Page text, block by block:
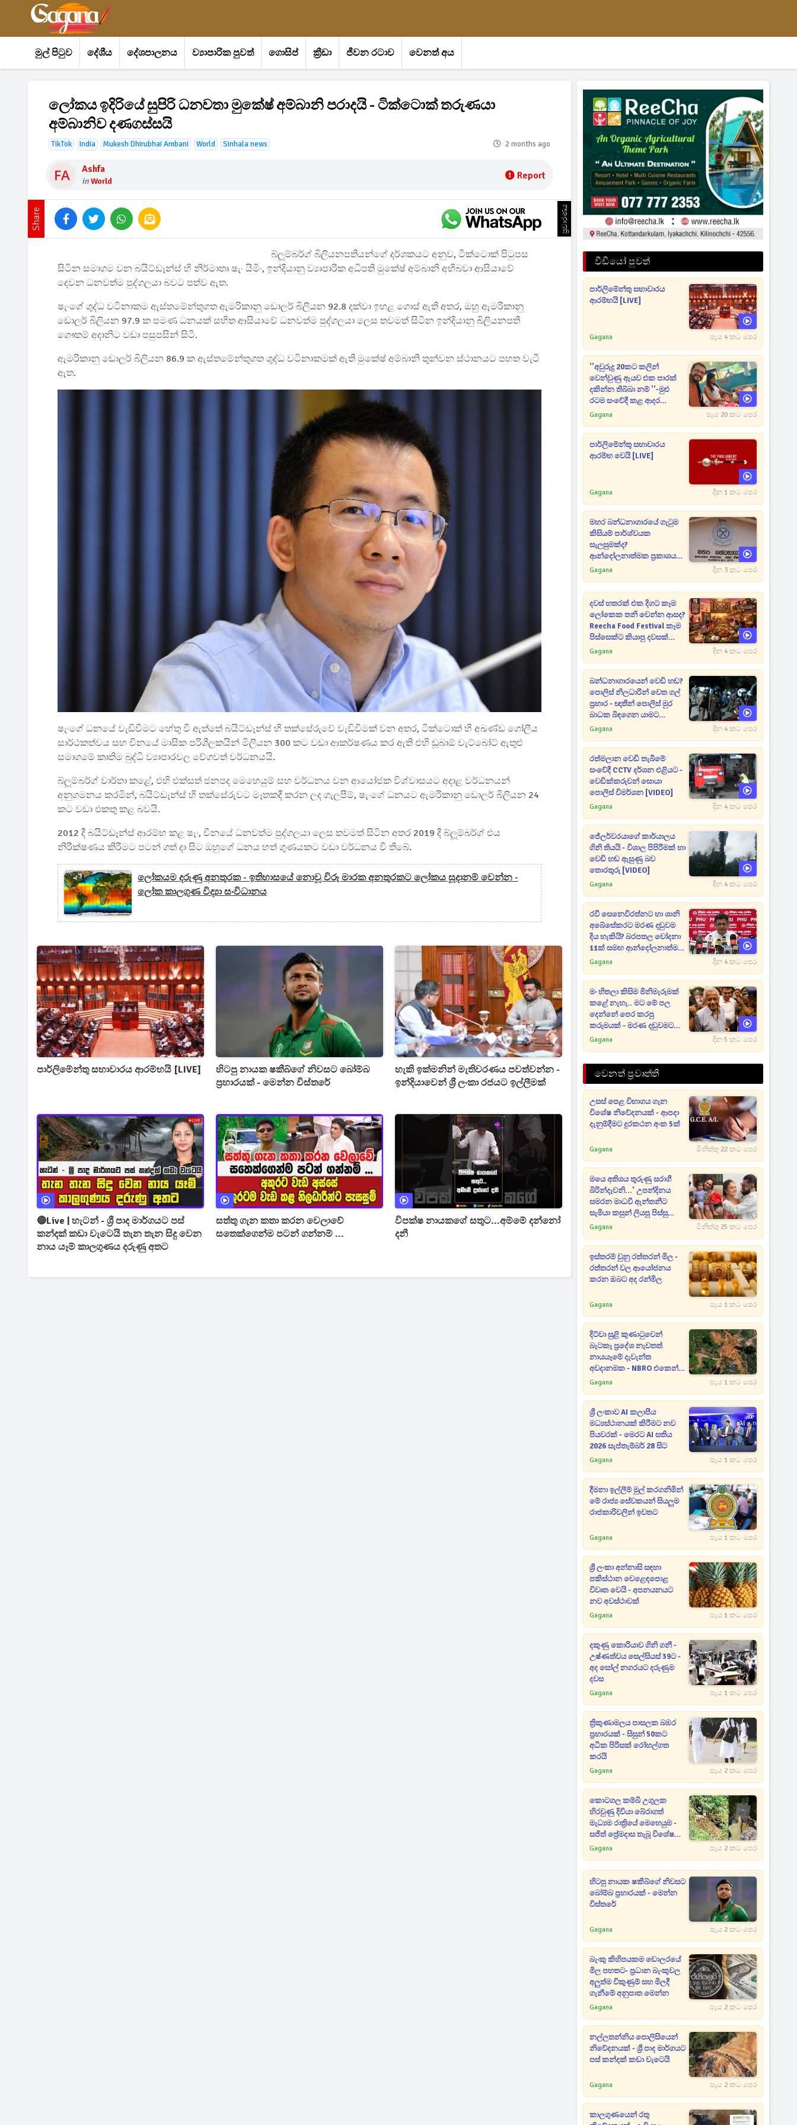
මුල් පිටුව දේශීය දේශපාලනය ව්‍යාපාරික පුවත් ගොසිප් ක්‍රීඩා ජීවන රටාව වෙනත් අය
ලෝකය ඉදිරියේ සුපිරි ධනවතා මුකේෂ් අම්බානි පරාදයි - ටික්ටොක් තරුණයා
අම්බානිව දණගස්සයි
TikTok India Mukesh Dhirubhai Ambani World Sinhala news 2 months ago
Ashfa
inWorld Report
Share ප්‍රචාරණය
බ්ලූම්බර්ග් බිලියනපතියන්ගේ දර්ශකයට අනුව, ටික්ටොක් පිටුපස
සිටින සමාගම වන බයිට්ඩෑන්ස් හි නිර්මාතෘ ෂැං යිමිං, ඉන්දියානු ව්‍යාපාරික අධිපති මුකේෂ් අම්බානි අභිබවා ආසියාවේ
දෙවන ධනවත්ම පුද්ගලයා බවට පත්ව ඇත.
ෂැංගේ ශුද්ධ වටිනාකම ඇස්තමේන්තුගත ඇමරිකානු ඩොලර් බිලියන 92.8 දක්වා ඉහළ ගොස් ඇති අතර, ඔහු ඇමරිකානු
ඩොලර් බිලියන 97.9 ක පමණ ධනයක් සහිත ආසියාවේ ධනවත්ම පුද්ගලයා ලෙස තවමත් සිටින ඉන්දියානු බිලියනපති
ගෞතම් අදානිට වඩා පසුපසින් සිටී.
ඇමරිකානු ඩොලර් බිලියන 86.9 ක ඇස්තමේන්තුගත ශුද්ධ වටිනාකමක් ඇති මුකේෂ් අම්බානි තුන්වන ස්ථානයට පහත වැටී
ඇත.
ෂැංගේ ධනයේ වැඩිවීමට හේතු වී ඇත්තේ බයිට්ඩෑන්ස් හි තක්සේරුවේ වැඩිවීමක් වන අතර, ටික්ටොක් හි අඛණ්ඩ ගෝලීය
සාර්ථකත්වය සහ චීනයේ මාසික පරිශීලකයින් මිලියන 300 කට වඩා ආකර්ෂණය කර ඇති එහි ඩූබාඕ චැට්බෝට් ඇතුළු
සමාගමේ කෘතිම බුද්ධි ව්‍යාපාරවල වේගවත් වර්ධනයයි.
බ්ලූම්බර්ග් වාර්තා කළේ, එහි එක්සත් ජනපද මෙහෙයුම් සහ වර්ධනය වන ආයෝජක විශ්වාසයට අදාළ වර්ධනයන්
අනුගමනය කරමින්, බයිට්ඩෑන්ස් හි තක්සේරුවට මෑතකදී කරන ලද ගැලපීම්, ෂැංගේ ධනයට ඇමරිකානු ඩොලර් බිලියන 24
කට වඩා එකතු කළ බවයි.
2012 දී බයිට්ඩෑන්ස් ආරම්භ කළ ෂැං, චීනයේ ධනවත්ම පුද්ගලයා ලෙස තවමත් සිටින අතර 2019 දී බ්ලූම්බර්ග් එය
නිරීක්ෂණය කිරීමට පටන් ගත් දා සිට ඔහුගේ ධනය හත් ගුණයකට වඩා වර්ධනය වී තිබේ.
ලෝකයම දරුණු අනතුරක - ඉතිහාසයේ නොවූ විරූ මාරක අනතුරකට ලෝකය සූදානම් වෙන්න -
ලෝක කාලගුණ විද්‍යා සංවිධානය
පාර්ලිමේන්තු සභාවාරය ආරම්භයි [LIVE]
හිටපු නායක ෂකීබ්ගේ නිවසට බෝම්බ
ප්‍රහාරයක් - මෙන්න විස්තරේ
හැකි ඉක්මනින් මැතිවරණය පවත්වන්න -
ඉන්දියාවෙන් ශ්‍රී ලංකා රජයට ඉල්ලීමක්
🔴Live | හැටන් - ශ්‍රී පාද මාර්ගයට පස්
කන්දක් කඩා වැටෙයි තැන තැන සිදු වෙන
නාය යෑම් කාලගුණය දරුණු අතට
සත්තු ගැන කතා කරන වෙලාවේ
සතෙක්ගෙන්ම පටන් ගන්නම් ...
විපක්ෂ නායකගේ සතුට...අම්මේ දන්නෝ
දනී
වීඩියෝ පුවත්
පාර්ලිමේන්තු සභාවාරය
ආරම්භයි [LIVE]
Gagana පැය 4 කට පෙර
''අවුරුදු 20කට කලින්
වෙන්වුණු ඇයව එක පාරක්
දකින්න තිබ්බා නම් ''-මුළු
රටම සංවේදී කළ ආදර
අමරණීය මතකය
Gagana පැය 20 කට පෙර
පාර්ලිමේන්තු සභාවාරය
ආරම්භ වෙයි [LIVE]
Gagana දින 1 කට පෙර
මහර බන්ධනාගාරයේ ගැටුම
කිසියම් පාර්ශ්වයක
සැලසුමක්ද?
ආන්දෝලනාත්මක ප්‍රකාශයක්
එළියට [VIDEO]
Gagana දින 3 කට පෙර
දවස් හතරක් එක දිගට කෑම
ලෝකෙක තනි වෙන්න ආසද?
Reecha Food Festival කෑම
පිස්සෙක්ට කියාපු දවසක්
මෙන්න
Gagana දින 4 කට පෙර
බන්ධනාගාරයෙන් වෙඩි හඬ?
පොලිස් නිලධාරින් වෙත ගල්
ප්‍රහාර - ඥාතීන් පොලිස් මුර
බාධක බිඳගෙන යාමට
උත්සාහයක [VIDEO]
Gagana දින 4 කට පෙර
රත්මලාන වෙඩි තැබීමේ
සංවේදී CCTV දර්ශන එළියට -
වෙඩික්කරුවන් සොයා
පොලිස් විමර්ශන [VIDEO]
Gagana දින 4 කට පෙර
ජේලර්වරයාගේ කාර්යාලය
ගිනි තියයි - විශාල පිපිරීමක් හා
වෙඩි හඬ ඇසුණු බව
තොරතුරු [VIDEO]
Gagana දින 4 කට පෙර
රවී සෙනෙවිරත්නට හා ශානි
අබේසේකරට මරණ දඬුවම
දිය හැකියි? බරපතල චෝදනා
11ක් සමඟ ආන්දෝලනාත්මක
ප්‍රකාශයක් [VIDEO]
Gagana දින 4 කට පෙර
මං හිතලා කිසිම මිනිමැරුමක්
කළේ නැහැ.. මට මේ පල
දෙන්නේ පෙර කරපු
කරුමයක් - මරණ දඬුවමට
කළින් කට ඇරපු පූජිත් හඬා
Gagana දින 5 කට පෙර
වෙනත් ප්‍රවෘත්ති
උසස් පෙළ විභාගය ගැන
විශේෂ නිවේදනයක් - ආපදා
දැනුම්දීමට දුරකථන අංක 5ක්
Gagana මිනිත්තු 22 කට පෙර
මයෙ අතිශය තුරුණු සරාගී
බිරින්දෑවනි...' උපන්දිනය
සමරන මාධවී ඇන්තනීට
සැමියා කසුන් ලියපු පිස්සු
හැදෙන උපන්දින සුබපැතුම
Gagana මිනිත්තු 25 කට පෙර
ඉස්තරම් වුනු රත්තරන් මිල -
රත්තරන් වල ආයෝජනය
කරන ඔබට අද රන්මිල
Gagana පැය 1 කට පෙර
දිට්වා සුළි කුණාටුවෙන්
බැටකෑ ප්‍රදේශ නැවතත්
නායයෑමේ දැවැන්ත
අවදානමක - NBRO එකෙන්
හදිසි අනතුරු ඇඟවීමක්
Gagana පැය 1 කට පෙර
ශ්‍රී ලංකාව AI කලාපීය
මධ්‍යස්ථානයක් කිරීමට නව
පියවරක් - මෙරට AI සතිය
2026 සැප්තැම්බර් 28 සිට
Gagana පැය 1 කට පෙර
දීමනා ඉල්ලීම් මුල් කරගනිමින්
මේ රාජ්‍ය සේවකයන් සියලුම
රාජකාරිවලින් ඉවතට
Gagana පැය 1 කට පෙර
ශ්‍රී ලංකා අන්නාසි සඳහා
පකිස්ථාන වෙළෙඳපොළ
විවෘත වෙයි - අපනයනයට
නව අවස්ථාවක්
Gagana පැය 1 කට පෙර
දකුණු කොරියාව ගිනි ගනී -
උෂ්ණත්වය සෙල්සියස් 39ට -
අද සෝල් නගරයට දරුණුම
දවස
Gagana පැය 1 කට පෙර
ත්‍රිකුණාමලය පාසලක බඹර
ප්‍රහාරයක් - සිසුන් 50කට
අධික පිරිසක් රෝහල්ගත
කරයි
Gagana පැය 2 කට පෙර
කොටගල කම්බි උගුලක
හිරවුණු දිවියා බේරාගත්
මැධ්‍යම රාත්‍රියේ මෙහෙයුම -
සජිත් ප්‍රේමදාස තැබූ විශේෂ
සටහන
Gagana පැය 2 කට පෙර
හිටපු නායක ෂකීබ්ගේ නිවසට
බෝම්බ ප්‍රහාරයක් - මෙන්න
විස්තරේ
Gagana පැය 2 කට පෙර
බැංකු කිහිපයකම ඩොලරයේ
මිල පහතට- ප්‍රධාන බැංකුවල
අලුත්ම විකුණුම් සහ මිලදී
ගැනීමේ අනුපාත මෙන්න
Gagana පැය 2 කට පෙර
නල්ලතන්නිය පොලිසියෙන්
නිවේදනයක් - ශ්‍රී පාද මාර්ගයට
පස් කන්දක් කඩා වැටෙයි
Gagana පැය 2 කට පෙර
කාලගුණයෙන් රතු